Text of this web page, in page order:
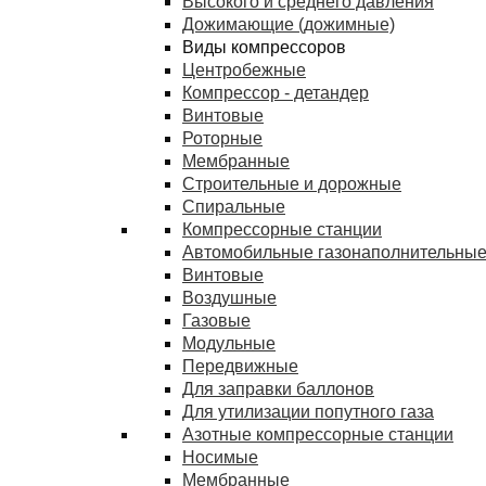
Дожимающие (дожимные)
Виды компрессоров
Центробежные
Компрессор - детандер
Винтовые
Роторные
Мембранные
Строительные и дорожные
Спиральные
Компрессорные станции
Автомобильные
Винтовые
Воздушные
Газовые
Модульные
Передвижные
Для заправки баллонов
Для утилизации попутного газа
Азотные компрессорные станции
Носимые
Мембранные